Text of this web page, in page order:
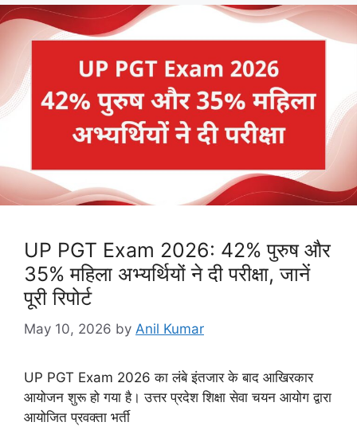
UP PGT Exam 2026: 42% पुरुष और
35% महिला अभ्यर्थियों ने दी परीक्षा, जानें
पूरी रिपोर्ट
May 10, 2026 by Anil Kumar
UP PGT Exam 2026 का लंबे इंतजार के बाद आखिरकार
आयोजन शुरू हो गया है। उत्तर प्रदेश शिक्षा सेवा चयन आयोग द्वारा
आयोजित प्रवक्ता भर्ती